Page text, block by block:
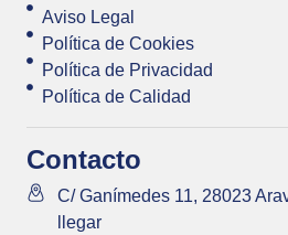
Aviso Legal
Política de Cookies
Política de Privacidad
Política de Calidad
Contacto
C/ Ganímedes 11, 28023
llegar